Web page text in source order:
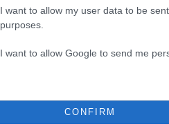
I want to allow my user data to be
purposes.
I want to allow Google to send me
CONFIRM